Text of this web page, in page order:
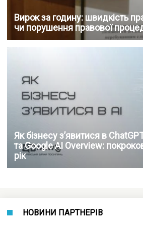
Вирок за годину: швидкість
чи порушення правової
Як бізнесу з’явитися в
та Google AI Overview:
рік
НОВИНИ ПАРТНЕРІВ